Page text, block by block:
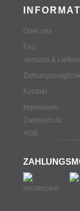
Über uns
Faq
Versand &
Kontakt
Impressum
Datenschutz
AGB